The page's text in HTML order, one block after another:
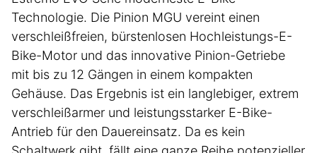
Technologie. Die Pinion MGU vereint einen
verschleißfreien, bürstenlosen Hochleistungs-E-
Bike-Motor und das innovative Pinion-Getriebe
mit bis zu 12 Gängen in einem kompakten
Gehäuse. Das Ergebnis ist ein langlebiger, extrem
verschleißarmer und leistungsstarker E-Bike-
Antrieb für den Dauereinsatz. Da es kein